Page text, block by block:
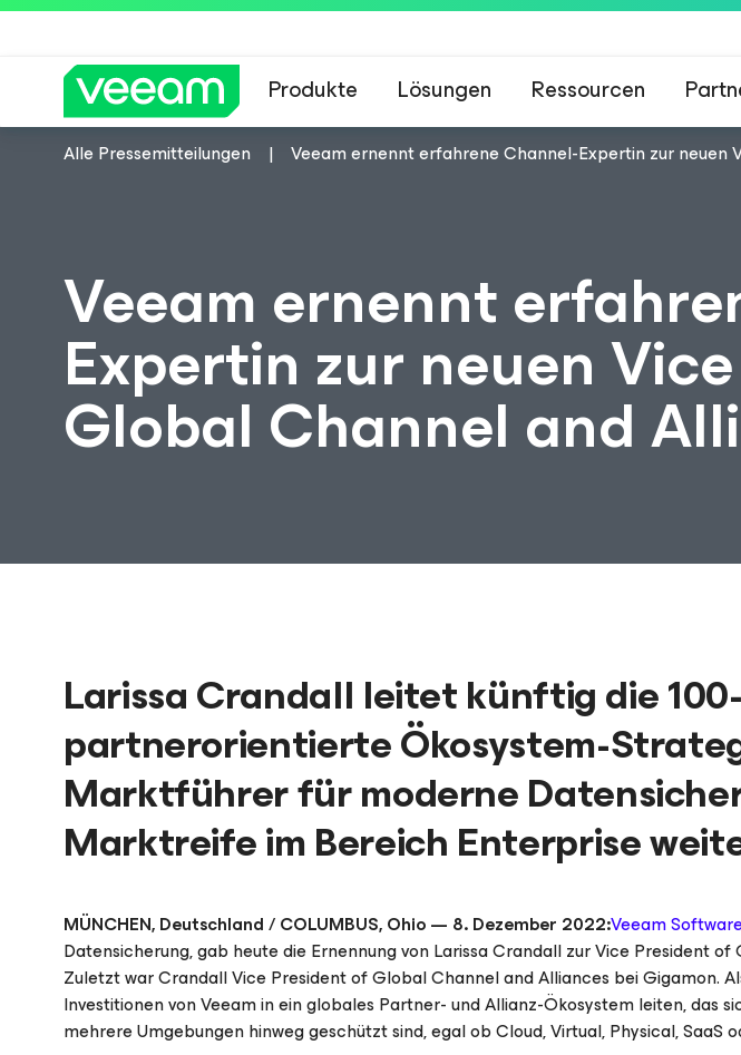
Produkte Lösungen Ressourcen
Alle Pressemitteilungen Veeam ernennt erfahrene Channel-Expertin zur neuen
Veeam ernennt
Expertin zur neuen
Global Channel and
Larissa Crandall leitet künftig die
partnerorientierte Ökosystem-
Marktführer für moderne
Marktreife im Bereich Enterprise
MÜNCHEN, Deutschland / COLUMBUS, Ohio — 8. Dezember 2022:Veeam
Datensicherung, gab heute die Ernennung von Larissa Crandall zur Vice President
Zuletzt war Crandall Vice President of Global Channel and Alliances bei Gigamon.
Investitionen von Veeam in ein globales Partner- und Allianz-Ökosystem leiten, das
mehrere Umgebungen hinweg geschützt sind, egal ob Cloud, Virtual, Physical, SaaS